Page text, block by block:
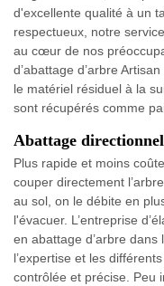
d'excellente qualité à un
respectueux, notre
au cœur de nos
d’abattage d’arbre
le matériel résiduel à la
sont récupérés comme
Abattage directionnel
Plus rapide et moins
couper directement
au sol, on le débite en
l'évacuer. L’entreprise
en abattage d’arbre
l’expertise et les
contrôlée et précise. Peu